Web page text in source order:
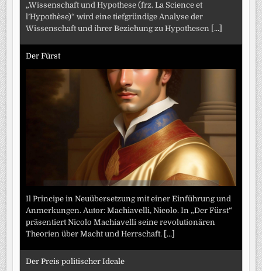
„Wissenschaft und Hypothese (frz. La Science et
l’Hypothèse)“ wird eine tiefgründige Analyse der
Wissenschaft und ihrer Beziehung zu Hypothesen [...]
Der Fürst
Il Principe in Neuübersetzung mit einer Einführung und
Anmerkungen. Autor: Machiavelli, Nicolo. In „Der Fürst“
präsentiert Nicolo Machiavelli seine revolutionären
Theorien über Macht und Herrschaft. [...]
Der Preis politischer Ideale